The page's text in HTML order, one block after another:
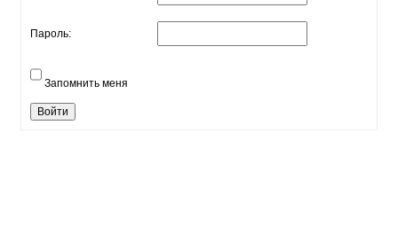
Пароль:
Запомнить меня
Войти